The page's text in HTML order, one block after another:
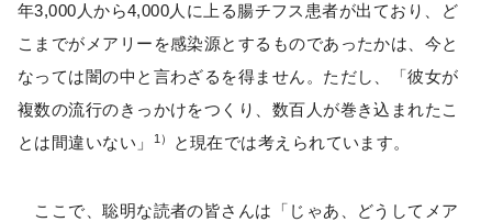
年3,000人から4,000人に上る腸チフス患者が出ており、ど
こまでがメアリーを感染源とするものであったかは、今と
なっては闇の中と言わざるを得ません。ただし、「彼女が
複数の流行のきっかけをつくり、数百人が巻き込まれたこ
とは間違いない」
1） と現在では考えられています。
ここで、聡明な読者の皆さんは「じゃあ、どうしてメア